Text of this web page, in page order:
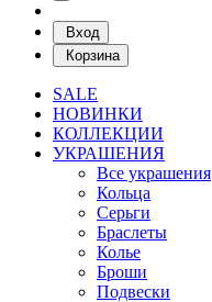
Вход
Корзина
SALE
НОВИНКИ
КОЛЛЕКЦИИ
УКРАШЕНИЯ
Все украшения
Кольца
Серьги
Браслеты
Колье
Броши
Подвески